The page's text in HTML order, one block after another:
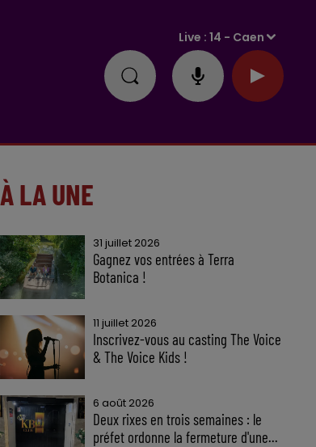
Live :14 - Caen
À LA UNE
31 juillet 2026
Gagnez vos entrées à Terra
Botanica !
11 juillet 2026
Inscrivez-vous au casting The Voice
& The Voice Kids !
6 août 2026
Deux rixes en trois semaines : le
préfet ordonne la fermeture d'une...